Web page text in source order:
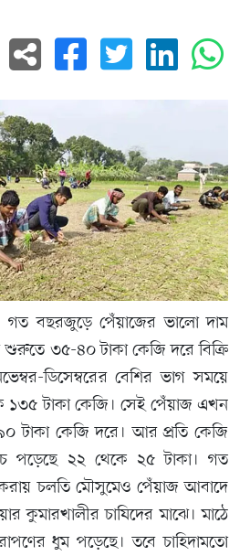
॥ গত বছরজুড়ে পেঁয়াজের ভালো দাম
৩৫-৪০ টাকা কেজি দরে বিক্রি
ডিসেম্বরের বেশির ভাগ সময়ে
১৩৫ টাকা কেজি। সেই পেঁয়াজ এখন
টাকা কেজি দরে। আর প্রতি কেজি
পড়েছে ২২ থেকে ২৫ টাকা। গত
চলতি মৌসুমেও পেঁয়াজ আবাদে
কুমারখালীর চাষিদের মাঝে। মাঠে
ধুম পড়েছে। তবে চাহিদামতো